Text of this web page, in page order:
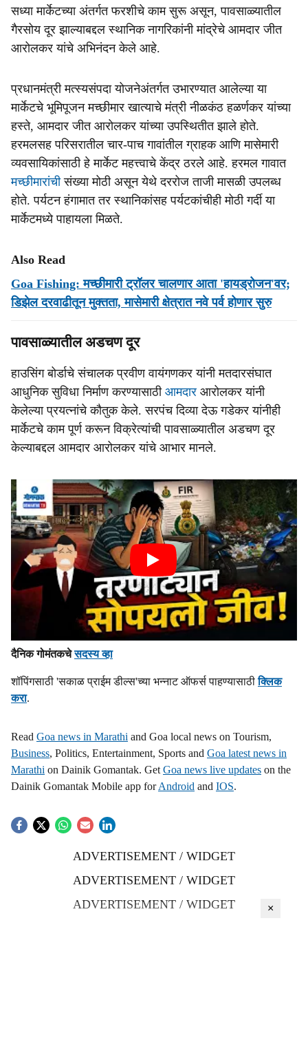
r
e
सध्या मार्केटच्या अंतर्गत फरशीचे काम सुरू असून, पावसाळ्यातील
गैरसोय दूर झाल्याबद्दल स्थानिक नागरिकांनी मांद्रेचे आमदार जीत
आरोलकर यांचे अभिनंदन केले आहे.
प्रधानमंत्री मत्स्यसंपदा योजनेअंतर्गत उभारण्यात आलेल्या या
मार्केटचे भूमिपूजन मच्छीमार खात्याचे मंत्री नीळकंठ हळर्णकर यांच्या
हस्ते, आमदार जीत आरोलकर यांच्या उपस्थितीत झाले होते.
हरमलसह परिसरातील चार-पाच गावांतील ग्राहक आणि मासेमारी
व्यवसायिकांसाठी हे मार्केट महत्त्वाचे केंद्र ठरले आहे. हरमल गावात
मच्छीमारांचीसंख्या मोठी असून येथे दररोज ताजी मासळी उपलब्ध
होते. पर्यटन हंगामात तर स्थानिकांसह पर्यटकांचीही मोठी गर्दी या
मार्केटमध्ये पाहायला मिळते.
Also Read
Goa Fishing: मच्छीमारी ट्रॉलर चालणार आता 'हायड्रोजन'वर;
डिझेल दरवाढीतून मुक्तता, मासेमारी क्षेत्रात नवे पर्व होणार सुरु
पावसाळ्यातील अडचण दूर
हाउसिंग बोर्डाचे संचालक प्रवीण वायंगणकर यांनी मतदारसंघात
आधुनिक सुविधा निर्माण करण्यासाठी आमदार आरोलकर यांनी
केलेल्या प्रयत्नांचे कौतुक केले. सरपंच दिव्या देऊ गडेकर यांनीही
मार्केटचे काम पूर्ण करून विक्रेत्यांची पावसाळ्यातील अडचण दूर
केल्याबद्दल आमदार आरोलकर यांचे आभार मानले.
दैनिक गोमंतकचेसदस्य व्हा
शॉपिंगसाठी 'सकाळ प्राईम डील्स'च्या भन्नाट ऑफर्स पाहण्यासाठीक्लिक
करा.
Read Goa news in Marathi and Goa local news on Tourism,
Business, Politics, Entertainment, Sports and Goa latest news in
Marathi on Dainik Gomantak. Get Goa news live updates on the
Dainik Gomantak Mobile app forAndroid and IOS.
ADVERTISEMENT / WIDGET
ADVERTISEMENT / WIDGET
ADVERTISEMENT / WIDGET
×